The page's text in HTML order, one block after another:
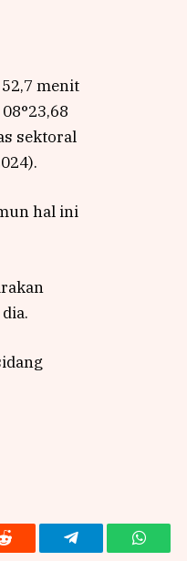
menit
sektoral
hal ini
Reddit Telegram